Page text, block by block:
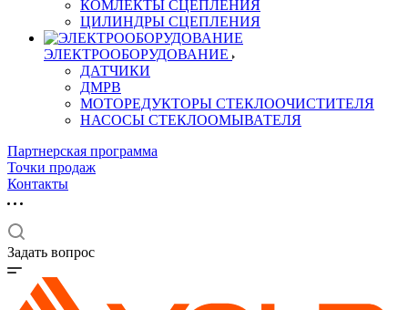
КОМЛЕКТЫ СЦЕПЛЕНИЯ
ЦИЛИНДРЫ СЦЕПЛЕНИЯ
ЭЛЕКТРООБОРУДОВАНИЕ
ДАТЧИКИ
ДМРВ
МОТОРЕДУКТОРЫ СТЕКЛООЧИСТИТЕЛЯ
НАСОСЫ СТЕКЛООМЫВАТЕЛЯ
Партнерская программа
Точки продаж
Контакты
Задать вопрос